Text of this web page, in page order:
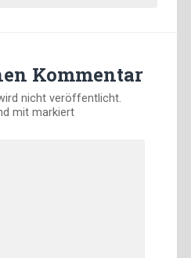
Kommentar
nicht veröffentlicht.
mitmarkiert